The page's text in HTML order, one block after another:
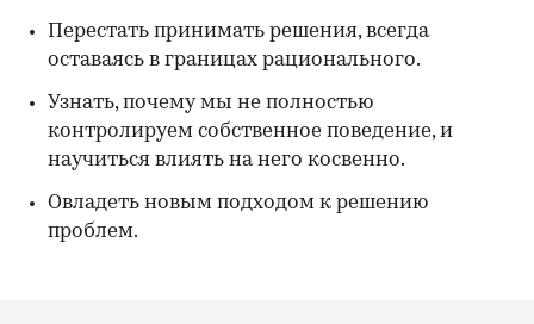
Перестать принимать решения, всегда
оставаясь в границах рационального.
Узнать, почему мы не полностью
контролируем собственное поведение, и
научиться влиять на него косвенно.
Овладеть новым подходом к решению
проблем.